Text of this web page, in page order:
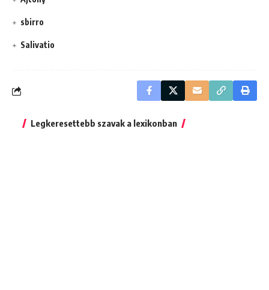
sbirro
Salivatio
Legkeresettebb szavak a lexikonban